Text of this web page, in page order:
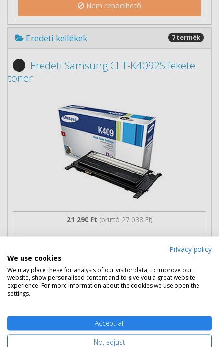
Nem rendelhető
Eredeti kellékek 7 termék
Eredeti Samsung CLT-K4092S fekete
toner
21 290 Ft (bruttó 27 038 Ft)
3 db-tól
Rendelésre Mikor kapom meg?
Privacy policy
We use cookies
We may place these for analysis of our visitor data, to improve our
website, show personalised content and to give you a great website
experience. For more information about the cookies we use open the
settings.
Accept all
No, adjust